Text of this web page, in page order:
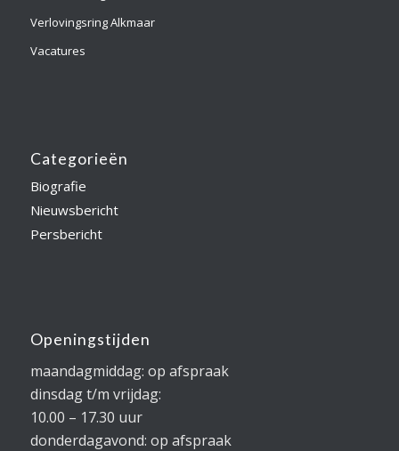
Verlovingsring Alkmaar
Vacatures
Categorieën
Biografie
Nieuwsbericht
Persbericht
Openingstijden
maandagmiddag: op afspraak
dinsdag t/m vrijdag:
10.00 – 17.30 uur
donderdagavond: op afspraak